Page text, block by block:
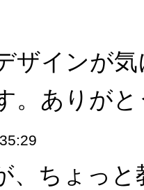
ザインが
。ありが
、ちょっ